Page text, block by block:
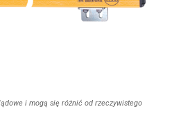
i mogą się różnić od rzeczywistego